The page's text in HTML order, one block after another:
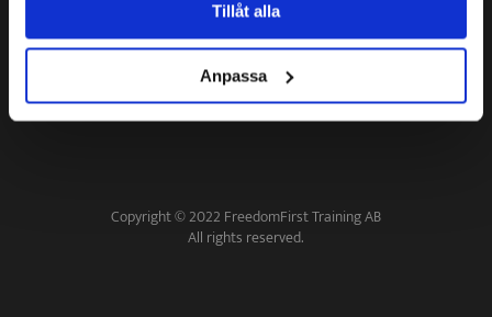
Tillåt alla
Anpassa
Kontakta oss Personuppgiftspolicy Köpvillkor
Copyright © 2022 FreedomFirst Training AB
All rights reserved.